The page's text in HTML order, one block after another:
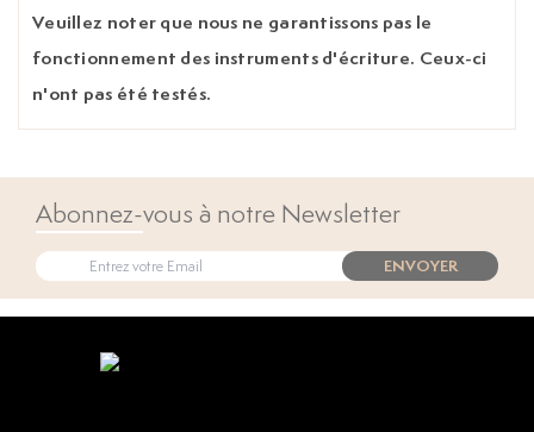
Veuillez noter que nous ne garantissons pas le
fonctionnement des instruments d'écriture. Ceux-ci
n'ont pas été testés.
Abonnez-vous à notre Newsletter
ENVOYER